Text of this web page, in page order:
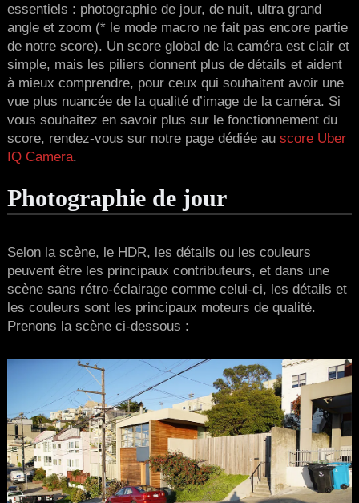
essentiels : photographie de jour, de nuit, ultra grand
angle et zoom (* le mode macro ne fait pas encore partie
de notre score). Un score global de la caméra est clair et
simple, mais les piliers donnent plus de détails et aident
à mieux comprendre, pour ceux qui souhaitent avoir une
vue plus nuancée de la qualité d’image de la caméra. Si
vous souhaitez en savoir plus sur le fonctionnement du
score, rendez-vous sur notre page dédiée au score Uber
IQ Camera.
Photographie de jour
Selon la scène, le HDR, les détails ou les couleurs
peuvent être les principaux contributeurs, et dans une
scène sans rétro-éclairage comme celui-ci, les détails et
les couleurs sont les principaux moteurs de qualité.
Prenons la scène ci-dessous :